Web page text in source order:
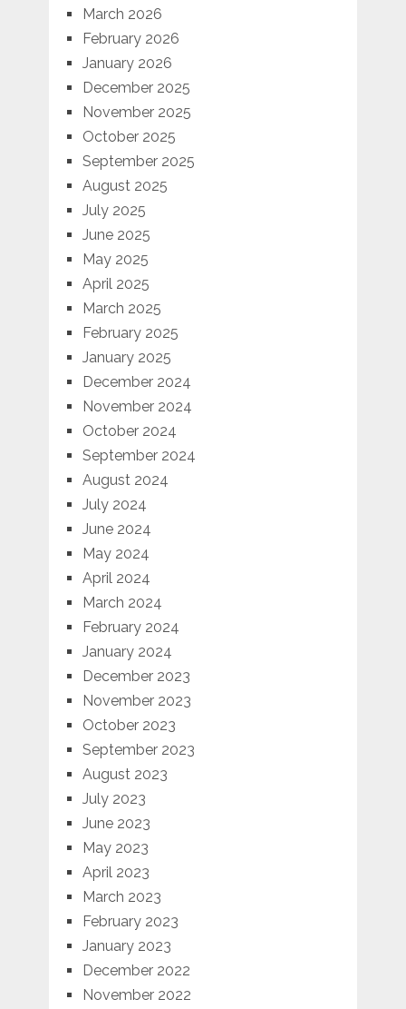
March 2026
February 2026
January 2026
December 2025
November 2025
October 2025
September 2025
August 2025
July 2025
June 2025
May 2025
April 2025
March 2025
February 2025
January 2025
December 2024
November 2024
October 2024
September 2024
August 2024
July 2024
June 2024
May 2024
April 2024
March 2024
February 2024
January 2024
December 2023
November 2023
October 2023
September 2023
August 2023
July 2023
June 2023
May 2023
April 2023
March 2023
February 2023
January 2023
December 2022
November 2022